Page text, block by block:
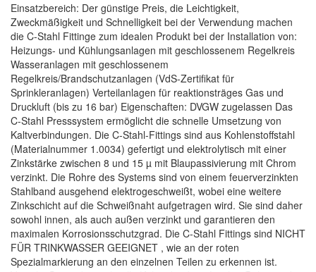
Einsatzbereich: Der günstige Preis, die Leichtigkeit,
Zweckmäßigkeit und Schnelligkeit bei der Verwendung machen
die C-Stahl Fittinge zum idealen Produkt bei der Installation von:
Heizungs- und Kühlungsanlagen mit geschlossenem Regelkreis
Wasseranlagen mit geschlossenem
Regelkreis/Brandschutzanlagen (VdS-Zertifikat für
Sprinkleranlagen) Verteilanlagen für reaktionsträges Gas und
Druckluft (bis zu 16 bar) Eigenschaften: DVGW zugelassen Das
C-Stahl Presssystem ermöglicht die schnelle Umsetzung von
Kaltverbindungen. Die C-Stahl-Fittings sind aus Kohlenstoffstahl
(Materialnummer 1.0034) gefertigt und elektrolytisch mit einer
Zinkstärke zwischen 8 und 15 µ mit Blaupassivierung mit Chrom
verzinkt. Die Rohre des Systems sind von einem feuerverzinkten
Stahlband ausgehend elektrogeschweißt, wobei eine weitere
Zinkschicht auf die Schweißnaht aufgetragen wird. Sie sind daher
sowohl innen, als auch außen verzinkt und garantieren den
maximalen Korrosionsschutzgrad. Die C-Stahl Fittings sind NICHT
FÜR TRINKWASSER GEEIGNET , wie an der roten
Spezialmarkierung an den einzelnen Teilen zu erkennen ist.